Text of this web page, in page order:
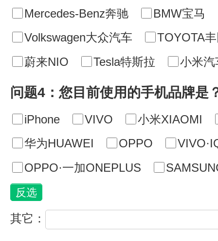
Mercedes-Benz奔驰
BMW宝马
Volkswagen大众汽车
TOYOTA
蔚来NIO
Tesla特斯拉 小米汽
问题4：您目前使用的手机品牌是
iPhone VIVO
小米XIAOMI
华为HUAWEI
OPPO
OPPO·一加ONEPLUS
其它：